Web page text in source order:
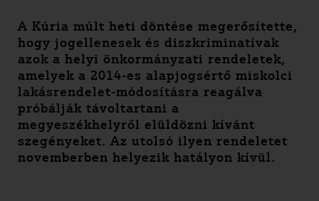
A Kúria múlt heti döntése megerősítette,
hogy jogellenesek és diszkriminatívak
azok a helyi önkormányzati rendeletek,
amelyek a 2014-es alapjogsértő miskolci
lakásrendelet-módosításra reagálva
próbálják távoltartani a
megyeszékhelyről elüldözni kívánt
szegényeket. Az utolsó ilyen rendeletet
novemberben helyezik hatályon kívül.